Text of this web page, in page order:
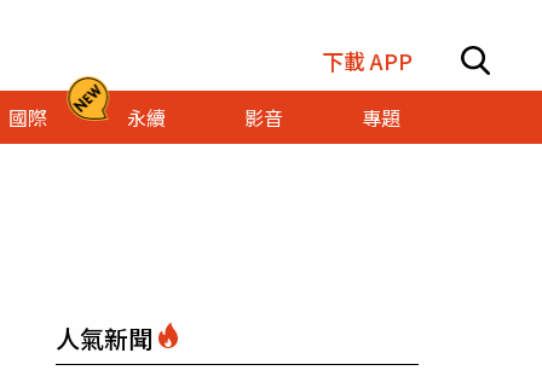
下載 APP
國際 永續 影音 專題
人氣新聞